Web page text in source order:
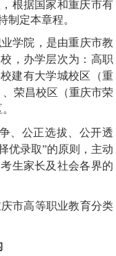
根据国家和重庆市有
制定本章程。
学院，是由重庆市教
，办学层次为：高职
建有大学城校区（重
荣昌校区（重庆市荣
、公正选拔、公开透
优录取”的原则，主动
生家长及社会各界的
市高等职业教育分类